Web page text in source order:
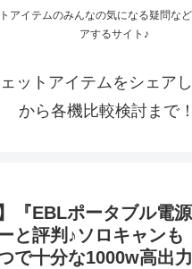
アイテムのみんなの気になる疑問な
アするサイト♪
ットアイテムをシェア
から各機比較検討まで！
『EBLポータブル電源
と評判♪ソロキャンも
で十分な1000w高出